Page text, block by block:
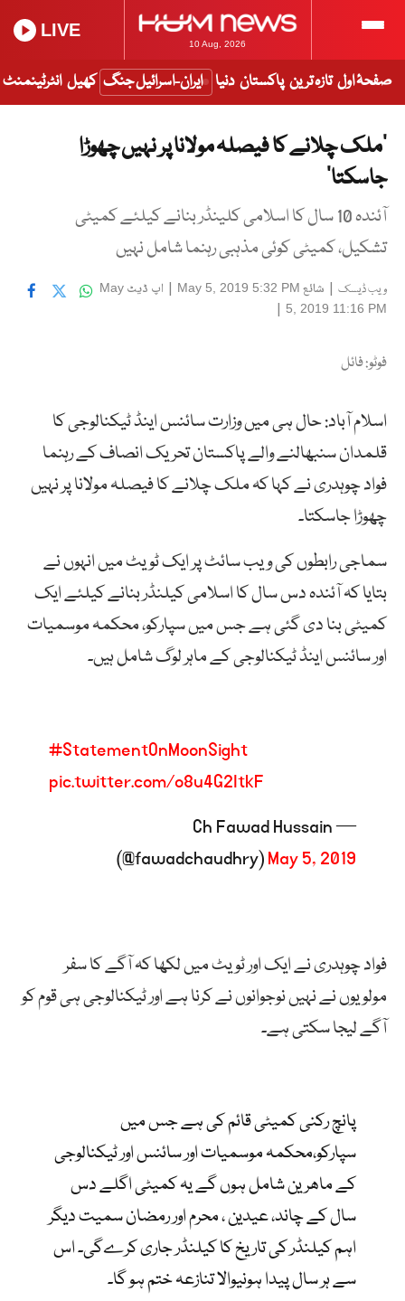
10 Aug, 2026
LIVE
صفحۂ اول تازہ ترین پاکستان دنیا ایران-اسرائیل جنگ کھیل انٹرٹینمنٹ
‘ملک چلانے کا فیصلہ مولانا پر نہیں چھوڑا
جاسکتا‘
آئندہ 10 سال کا اسلامی کلینڈر بنانے کیلئے کمیٹی
تشکیل، کمیٹی کوئی مذہبی رہنما شامل نہیں
ویب ڈیسک | شائع May 5, 2019 5:32 PM
| اپ ڈیٹ May
5, 2019 11:16 PM
|
فوٹو: فائل
اسلام آباد: حال ہی میں وزارت سائنس اینڈ ٹیکنالوجی کا
قلمدان سنبھالنے والے پاکستان تحریک انصاف کے رہنما
فواد چوہدری نے کہا کہ ملک چلانے کا فیصلہ مولانا پر نہیں
چھوڑا جاسکتا۔
سماجی رابطوں کی ویب سائٹ پر ایک ٹویٹ میں انہوں نے
بتایا کہ آئندہ دس سال کا اسلامی کیلنڈر بنانے کیلئے ایک
کمیٹی بنا دی گئی ہے جس میں سپارکو، محکمہ موسمیات
اور سائنس اینڈ ٹیکنالوجی کے ماہر لوگ شامل ہیں۔
#StatementOnMoonSight
pic.twitter.com/o8u4G2ItkF
— Ch Fawad Hussain
(@fawadchaudhry)May 5, 2019
فواد چوہدری نے ایک اور ٹویٹ میں لکھا کہ آگے کا سفر
مولویوں نے نہیں نوجوانوں نے کرنا ہے اور ٹیکنالوجی ہی قوم کو
آگے لیجا سکتی ہے۔
پانچ رکنی کمیٹی قائم کی ہے جس میں
سپارکو،محکمہ موسمیات اور سائنس اور ٹیکنالوجی
کے ماھرین شامل ہوں گے یہ کمیٹی اگلے دس
سال کے چاند، عیدین ، محرم اور رمضان سمیت دیگر
اہم کیلنڈر کی تاریخ کا کیلنڈر جاری کرےگی۔ اس
سے ہر سال پیدا ہونیوالا تنازعہ ختم ہو گا۔